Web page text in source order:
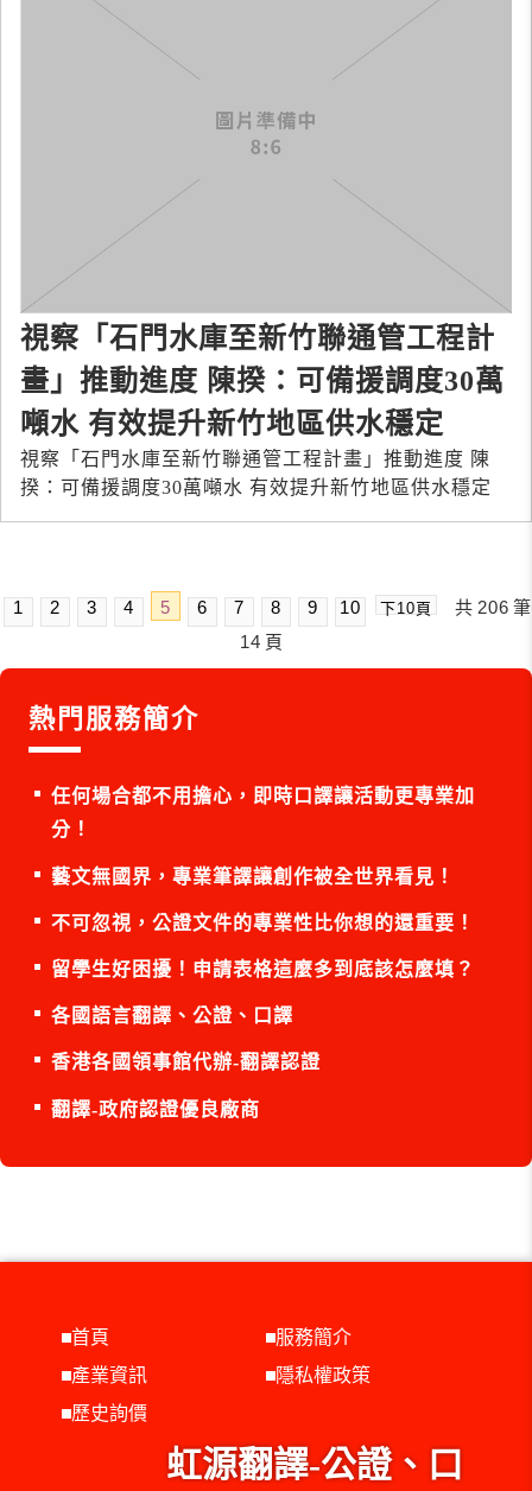
視察「石門水庫至新竹聯通管工程計
畫」推動進度 陳揆：可備援調度30萬
噸水 有效提升新竹地區供水穩定
視察「石門水庫至新竹聯通管工程計畫」推動進度 陳
揆：可備援調度30萬噸水 有效提升新竹地區供水穩定
1 2 3 4 5 6 7 8 9 10 下10頁 共 206 筆
14 頁
熱門服務簡介
任何場合都不用擔心，即時口譯讓活動更專業加
分！
藝文無國界，專業筆譯讓創作被全世界看見！
不可忽視，公證文件的專業性比你想的還重要！
留學生好困擾！申請表格這麼多到底該怎麼填？
各國語言翻譯、公證、口譯
香港各國領事館代辦-翻譯認證
翻譯-政府認證優良廠商
首頁
服務簡介
產業資訊
隱私權政策
歷史詢價
虹源翻譯-公證、口